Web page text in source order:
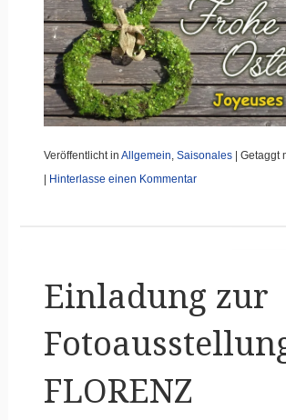
Veröffentlicht in Allgemein, Saisonales Getaggt
Hinterlasse einen Kommentar
Einladung zur
FLORENZ